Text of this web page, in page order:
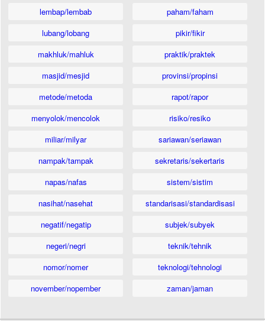
lembap/lembab
lubang/lobang
makhluk/mahluk
masjid/mesjid
metode/metoda
menyolok/mencolok
miliar/milyar
nampak/tampak
napas/nafas
nasihat/nasehat
negatif/negatip
negeri/negri
nomor/nomer
november/nopember
paham/faham
pikir/fikir
praktik/praktek
provinsi/propinsi
rapot/rapor
risiko/resiko
sariawan/seriawan
sekretaris/sekertaris
sistem/sistim
standarisasi/standardisasi
subjek/subyek
teknik/tehnik
teknologi/tehnologi
zaman/jaman